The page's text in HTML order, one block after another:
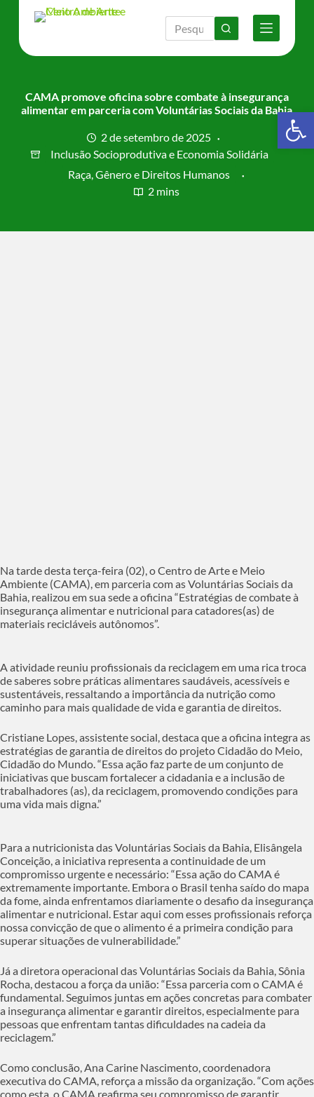
CAMA promove oficina sobre combate à insegurança
alimentar em parceria com Voluntárias Sociais da Bahia
2 de setembro de 2025
Inclusão Socioprodutiva e Economia Solidária
Raça, Gênero e Direitos Humanos
2 mins
Na tarde desta terça-feira (02), o Centro de Arte e Meio
Ambiente (CAMA), em parceria com as Voluntárias Sociais da
Bahia, realizou em sua sede a oficina “Estratégias de combate à
insegurança alimentar e nutricional para catadores(as) de
materiais recicláveis autônomos”.
A atividade reuniu profissionais da reciclagem em uma rica troca
de saberes sobre práticas alimentares saudáveis, acessíveis e
sustentáveis, ressaltando a importância da nutrição como
caminho para mais qualidade de vida e garantia de direitos.
Cristiane Lopes, assistente social, destaca que a oficina integra as
estratégias de garantia de direitos do projeto Cidadão do Meio,
Cidadão do Mundo. “Essa ação faz parte de um conjunto de
iniciativas que buscam fortalecer a cidadania e a inclusão de
trabalhadores (as), da reciclagem, promovendo condições para
uma vida mais digna.”
Para a nutricionista das Voluntárias Sociais da Bahia, Elisângela
Conceição, a iniciativa representa a continuidade de um
compromisso urgente e necessário: “Essa ação do CAMA é
extremamente importante. Embora o Brasil tenha saído do mapa
da fome, ainda enfrentamos diariamente o desafio da insegurança
alimentar e nutricional. Estar aqui com esses profissionais reforça
nossa convicção de que o alimento é a primeira condição para
superar situações de vulnerabilidade.”
Já a diretora operacional das Voluntárias Sociais da Bahia, Sônia
Rocha, destacou a força da união: “Essa parceria com o CAMA é
fundamental. Seguimos juntas em ações concretas para combater
a insegurança alimentar e garantir direitos, especialmente para
pessoas que enfrentam tantas dificuldades na cadeia da
reciclagem.”
Como conclusão, Ana Carine Nascimento, coordenadora
executiva do CAMA, reforça a missão da organização. “Com ações
como esta, o CAMA reafirma seu compromisso de garantir
Barra de Ferramentas Aberta